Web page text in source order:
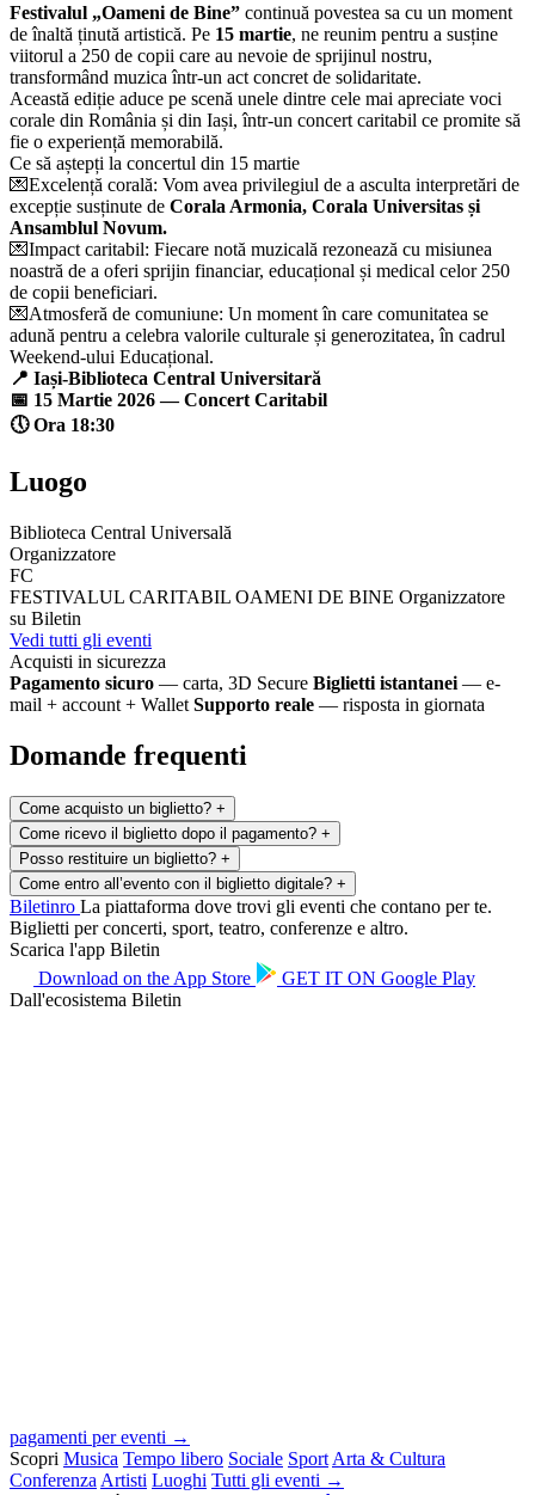
Festivalul „Oameni de Bine” continuă povestea sa cu un moment
de înaltă ținută artistică. Pe 15 martie, ne reunim pentru a susține
viitorul a 250 de copii care au nevoie de sprijinul nostru,
transformând muzica într-un act concret de solidaritate.
Această ediție aduce pe scenă unele dintre cele mai apreciate voci
corale din România și din Iași, într-un concert caritabil ce promite să
fie o experiență memorabilă.
Ce să aștepți la concertul din 15 martie
💌Excelență corală: Vom avea privilegiul de a asculta interpretări de
excepție susținute de Corala Armonia, Corala Universitas și
Ansamblul Novum.
💌Impact caritabil: Fiecare notă muzicală rezonează cu misiunea
noastră de a oferi sprijin financiar, educațional și medical celor 250
de copii beneficiari.
💌Atmosferă de comuniune: Un moment în care comunitatea se
adună pentru a celebra valorile culturale și generozitatea, în cadrul
Weekend-ului Educațional.
📍 Iași-Biblioteca Central Universitară
📅 15 Martie 2026 — Concert Caritabil
🕔 Ora 18:30
Luogo
Biblioteca Central Universală
Organizzatore
FC
FESTIVALUL CARITABIL OAMENI DE BINE Organizzatore
su Biletin
Vedi tutti gli eventi
Acquisti in sicurezza
Pagamento sicuro — carta, 3D Secure Biglietti istantanei — e-
mail + account + Wallet Supporto reale — risposta in giornata
Domande frequenti
Come acquisto un biglietto? +
Come ricevo il biglietto dopo il pagamento? +
Posso restituire un biglietto? +
Come entro all’evento con il biglietto digitale? +
Biletinro La piattaforma dove trovi gli eventi che contano per te.
Biglietti per concerti, sport, teatro, conferenze e altro.
Scarica l'app Biletin
Download on the App Store GET IT ON Google Play
Dall'ecosistema Biletin
pagamenti per eventi →
Scopri Musica Tempo libero Sociale Sport Arta & Cultura
Conferenza Artisti Luoghi Tutti gli eventi →